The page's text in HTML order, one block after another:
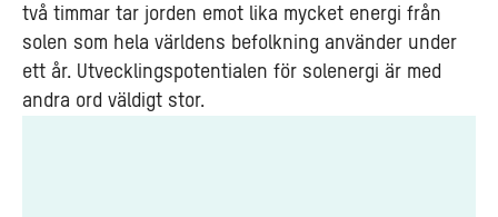
två timmar tar jorden emot lika mycket energi från
solen som hela världens befolkning använder under
ett år. Utvecklingspotentialen för solenergi är med
andra ord väldigt stor.